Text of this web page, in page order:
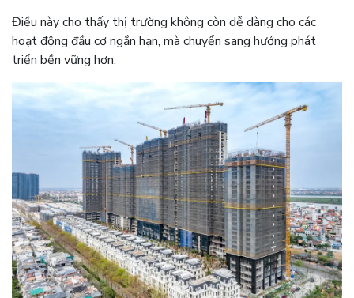
Điều này cho thấy thị trường không còn dễ dàng cho các
hoạt động đầu cơ ngắn hạn, mà chuyển sang hướng phát
triển bền vững hơn.